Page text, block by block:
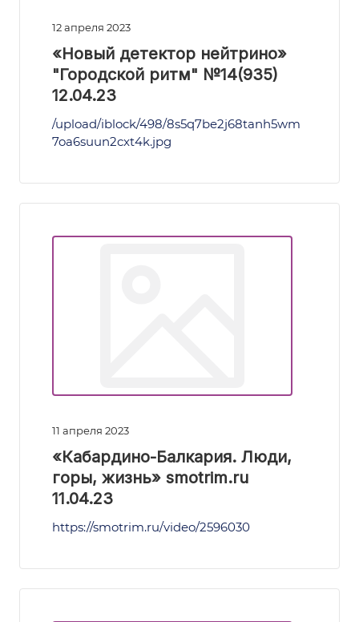
12 апреля 2023
«Новый детектор нейтрино»
"Городской ритм" №14(935)
12.04.23
/upload/iblock/498/8s5q7be2j68tanh5wm
7oa6suun2cxt4k.jpg
11 апреля 2023
«Кабардино-Балкария. Люди,
горы, жизнь» smotrim.ru
11.04.23
https://smotrim.ru/video/2596030